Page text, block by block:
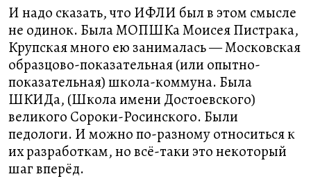
И надо сказать, что ИФЛИ был в этом смысле
не одинок. Была МОПШКа Моисея Пистрака,
Крупская много ею занималась — Московская
образцово-показательная (или опытно-
показательная) школа-коммуна. Была
ШКИДа, (Школа имени Достоевского)
великого Сороки-Росинского. Были
педологи. И можно по-разному относиться к
их разработкам, но всё-таки это некоторый
шаг вперёд.